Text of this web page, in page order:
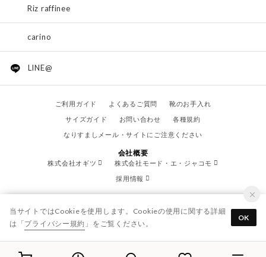
Riz raffinee
carino
LINE@
ご利用ガイド よくあるご質問
靴のお手入れ
サイズガイド
お問い合わせ
各種規約
なりすましメール・サイトにご注意ください
会社概要
株式会社オギツ
株式会社モード・エ・ジャコモ
採用情報
© OGITSU CO.,LTD. / All Right Reserved.
当サイトではCookieを使用します。Cookieの使用に関する詳細
は「プライバシー規約 」をご覧ください。
OK